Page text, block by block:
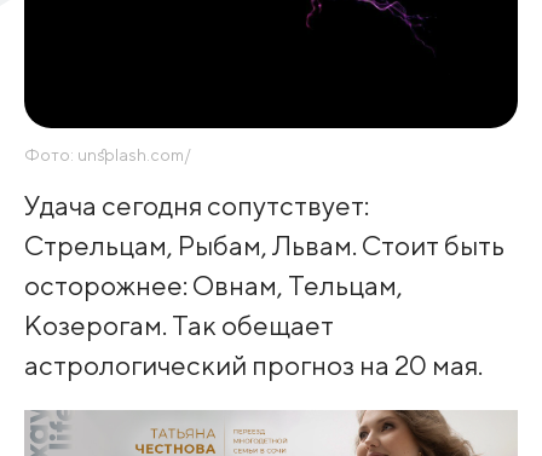
Фото: unsplash.com/
Удача сегодня сопутствует:
Стрельцам, Рыбам, Львам. Стоит быть
осторожнее: Овнам, Тельцам,
Козерогам. Так обещает
астрологический прогноз на 20 мая.